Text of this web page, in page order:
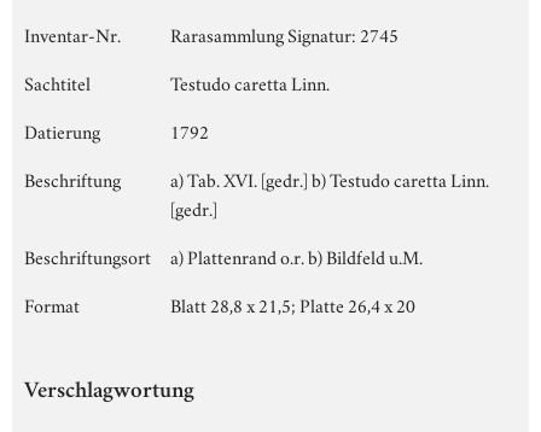
Inventar-Nr.
Rarasammlung Signatur: 2745
Sachtitel
Testudo caretta Linn.
Datierung
1792
Beschriftung
a) Tab. XVI. [gedr.] b) Testudo caretta Linn.
[gedr.]
Beschriftungsort
a) Plattenrand o.r. b) Bildfeld u.M.
Format
Blatt 28,8 x 21,5; Platte 26,4 x 20
Verschlagwortung